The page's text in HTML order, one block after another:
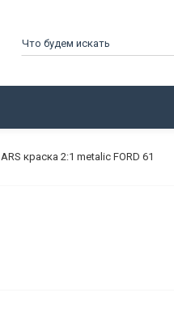
ARS краска 2:1 metalic FORD 61